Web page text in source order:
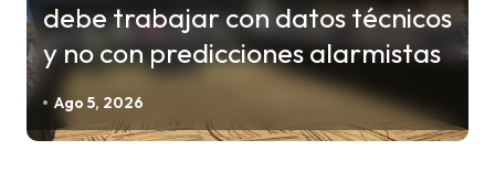
debe trabajar con datos técnicos
y no con predicciones alarmistas
Ago 5, 2026